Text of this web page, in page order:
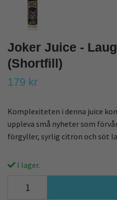
Joker Juice -
(Shortfill)
179 kr
Komplexiteten i denna juice
uppleva små nyheter som
förgyller, syrlig citron och söt
I lager.